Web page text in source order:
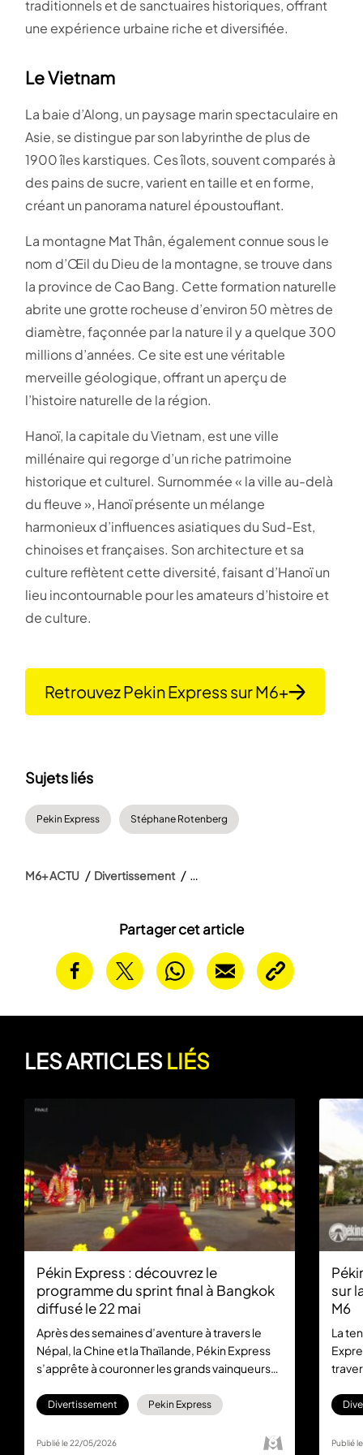
Partager cet article
traditionnels et de sanctuaires historiques, offrant
une expérience urbaine riche et diversifiée.
Le Vietnam
La baie d’Along, un paysage marin spectaculaire en
Asie, se distingue par son labyrinthe de plus de
1900 îles karstiques. Ces îlots, souvent comparés à
des pains de sucre, varient en taille et en forme,
créant un panorama naturel époustouflant.
La montagne Mat Thân, également connue sous le
nom d’Œil du Dieu de la montagne, se trouve dans
la province de Cao Bang. Cette formation naturelle
abrite une grotte rocheuse d’environ 50 mètres de
diamètre, façonnée par la nature il y a quelque 300
millions d’années. Ce site est une véritable
merveille géologique, offrant un aperçu de
l’histoire naturelle de la région.
Hanoï, la capitale du Vietnam, est une ville
millénaire qui regorge d’un riche patrimoine
historique et culturel. Surnommée « la ville au-delà
du fleuve », Hanoï présente un mélange
harmonieux d’influences asiatiques du Sud-Est,
chinoises et françaises. Son architecture et sa
culture reflètent cette diversité, faisant d’Hanoï un
lieu incontournable pour les amateurs d’histoire et
de culture.
Retrouvez Pekin Express sur M6+
Sujets liés
Pekin Express Stéphane Rotenberg
M6+ ACTU Divertissement
LES ARTICLESLIÉS
Pékin Express : découvrez le
programme du sprint final à Bangkok
diffusé le 22 mai
Après des semaines d’aventure à travers le
Népal, la Chine et la Thaïlande, Pékin Express
s’apprête à couronner les grands vainqueurs
les deux équipes finalistes vont devoir se
qu’impitoyable, au cœur de l’effervescente
Divertissement Pekin Express
Publié le 22/05/2026
sur
M6
La
la
cette
Publié